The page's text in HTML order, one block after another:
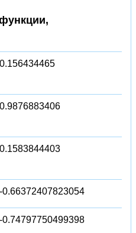
0.156434465
0.9876883406
0.1583844403
-0.66372407823054
-0.74797750499398